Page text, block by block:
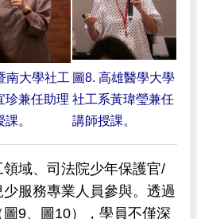
南大學社工
珍兼任助理
。
圖8. 高雄醫學大學
社工系黃瑋瑩兼任
講師授課。
域、司法院少年保護官/
服務專業人員參與。透過
9、圖10），學員不僅深